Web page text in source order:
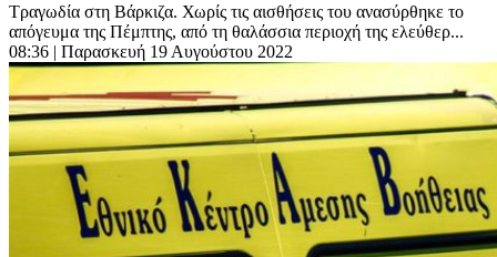
Τραγωδία στη Βάρκιζα. Χωρίς τις αισθήσεις του ανασύρθηκε το
απόγευμα της Πέμπτης, από τη θαλάσσια περιοχή της ελεύθερ...
08:36 | Παρασκευή 19 Αυγούστου 2022